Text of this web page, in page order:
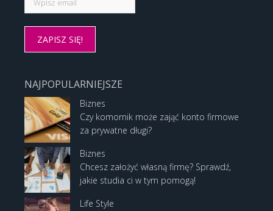
NAJPOPULARNIEJSZE
Biznes
Czy komornik może zająć konto firmowe
za prywatne długi?
Biznes
Chcesz założyć własną firmę? Sprawdź,
jakie studia ci w tym pomogą!
Life Style